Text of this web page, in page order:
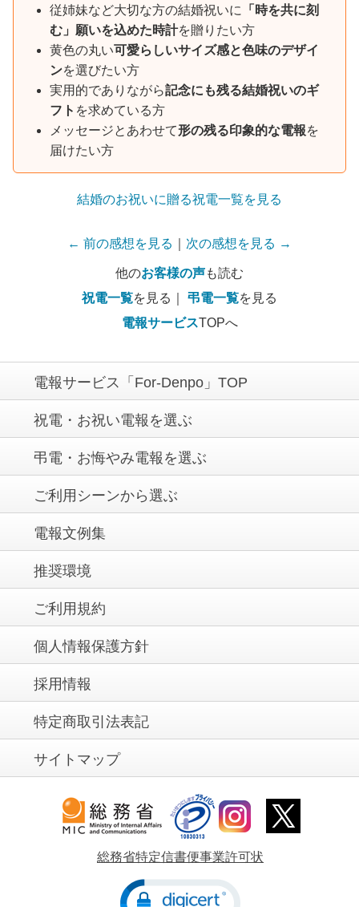
従姉妹など大切な方の結婚祝いに
「時を共に刻
む」願いを込めた時計を贈りたい方
黄色の丸い可愛らしいサイズ感と色味のデザイ
ンを選びたい方
実用的でありながら記念にも残る結婚祝いのギ
フト を求めている方
メッセージとあわせて形の残る印象的な電報を
届けたい方
結婚のお祝いに贈る祝電一覧を見る
← 前の感想を見る 次の感想を見る →
他のお客様の声も読む
祝電一覧を見る｜ 弔電一覧を見る
電報サービスTOPへ
電報サービス「For-Denpo」TOP
祝電・お祝い電報を選ぶ
弔電・お悔やみ電報を選ぶ
ご利用シーンから選ぶ
電報文例集
推奨環境
ご利用規約
個人情報保護方針
採用情報
特定商取引法表記
サイトマップ
総務省特定信書便事業許可状